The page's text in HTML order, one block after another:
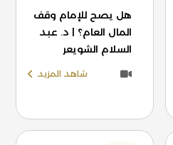
هل يصح للإمام وقف
المال العام؟ | د. عبد
السلام الشويعر
شاهد المزيد